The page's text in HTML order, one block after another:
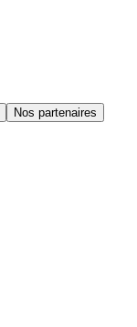
Nos partenaires